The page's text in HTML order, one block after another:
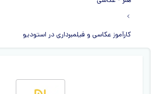
کارآموز عکاسی و فیلمبرداری در استودیو